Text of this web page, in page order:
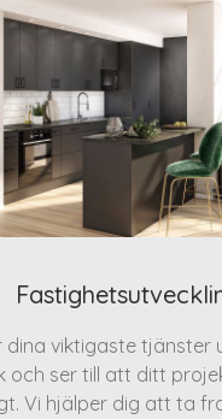
dina viktigaste tjänster
och ser till att ditt
Vi hjälper dig att ta